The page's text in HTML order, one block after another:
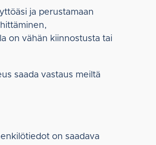
ja perustamaan
on vähän kiinnostusta tai
saada vastaus meiltä
on saadava